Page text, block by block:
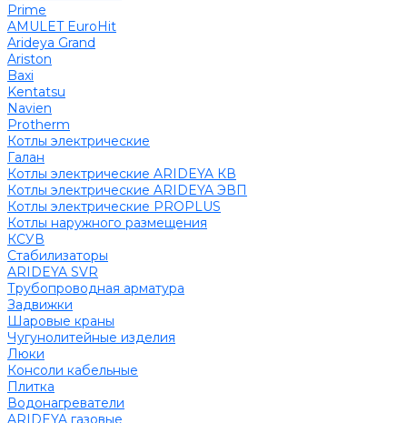
Prime
AMULET EuroHit
Arideya Grand
Ariston
Baxi
Kentatsu
Navien
Protherm
Котлы электрические
Галан
Котлы электрические ARIDEYA КВ
Котлы электрические ARIDEYA ЭВП
Котлы электрические PROPLUS
Котлы наружного размещения
КСУВ
Стабилизаторы
ARIDEYA SVR
Трубопроводная арматура
Задвижки
Шаровые краны
Чугунолитейные изделия
Люки
Консоли кабельные
Плитка
Водонагреватели
ARIDEYA газовые